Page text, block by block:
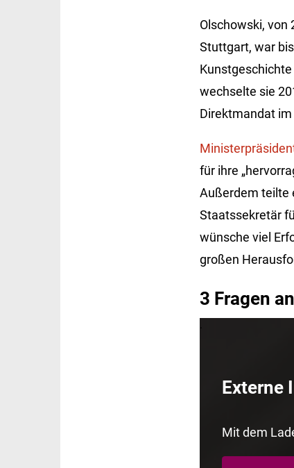
Olschowski, von
Stuttgart, war
wechselte sie
Direktmandat
für ihre
Außerdem teilte
Staatssekretär
wünsche viel
großen
3 Fragen
Externe
Mit dem